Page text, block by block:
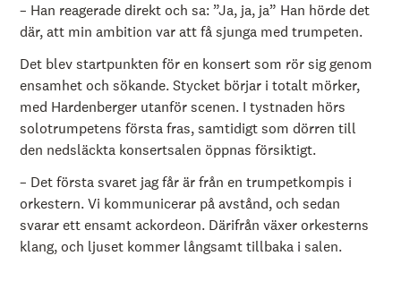
– Han reagerade direkt och sa: ”Ja, ja, ja” Han hörde det
där, att min ambition var att få sjunga med trumpeten.
Det blev startpunkten för en konsert som rör sig genom
ensamhet och sökande. Stycket börjar i totalt mörker,
med Hardenberger utanför scenen. I tystnaden hörs
solotrumpetens första fras, samtidigt som dörren till
den nedsläckta konsertsalen öppnas försiktigt.
– Det första svaret jag får är från en trumpetkompis i
orkestern. Vi kommunicerar på avstånd, och sedan
svarar ett ensamt ackordeon. Därifrån växer orkesterns
klang, och ljuset kommer långsamt tillbaka i salen.